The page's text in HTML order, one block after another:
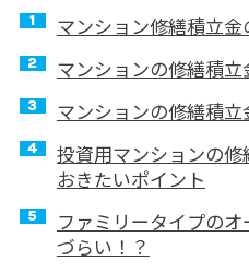
マンション修繕積立
マンションの修繕積
マンションの修繕積
投資用マンションの
おきたいポイント
ファミリータイプの
づらい！？